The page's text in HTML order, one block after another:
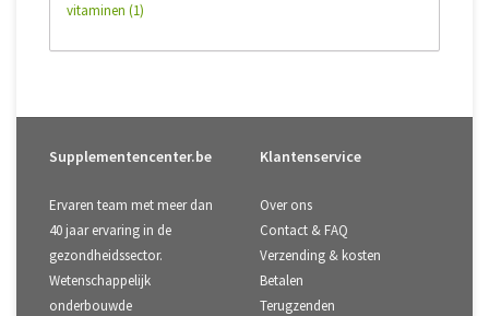
vitaminen (1)
Supplementencenter.be
Ervaren team met meer dan
40 jaar ervaring in de
gezondheidssector.
Wetenschappelijk
onderbouwde
Klantenservice
Over ons
Contact & FAQ
Verzending & kosten
Betalen
Terugzenden